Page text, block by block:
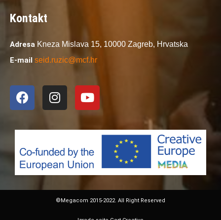
Kontakt
Adresa Kneza Mislava 15, 10000 Zagreb, Hrvatska
E-mail seid.ruzic@mcf.hr
©Megacom 2015-2022. All Right Reserved